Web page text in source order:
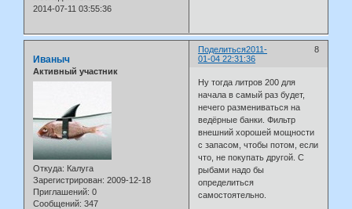
2014-07-11 03:55:36
Поделиться 8
2011-
01-04 22:31:36
Иваныч
Активный участник
Откуда: Калуга
Зарегистрирован: 2009-12-18
Приглашений: 0
Сообщений: 347
Ну тогда литров 200 для
начала в самый раз будет,
нечего размениваться на
ведёрные банки. Фильтр
внешний хорошей мощности
с запасом, чтобы потом, если
что, не покупать другой. С
рыбами надо бы
определиться
самостоятельно.